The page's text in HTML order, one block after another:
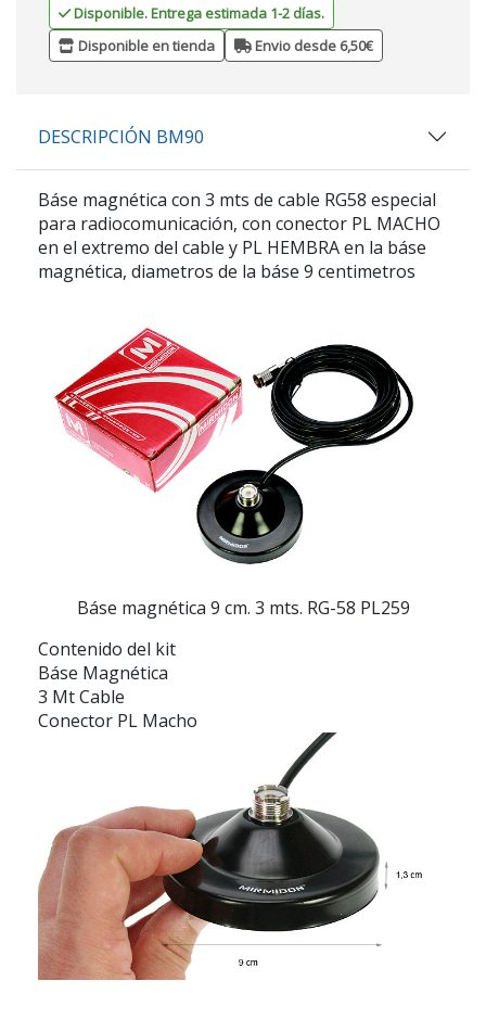
Disponible. Entrega estimada 1-2 días.
Disponible en tienda
Envio desde 6,50€
DESCRIPCIÓN BM90
Báse magnética con 3 mts de cable RG58 especial
para radiocomunicación, con conector PL MACHO
en el extremo del cable y PL HEMBRA en la báse
magnética, diametros de la báse 9 centimetros
Báse magnética 9 cm. 3 mts. RG-58 PL259
Contenido del kit
Báse Magnética
3 Mt Cable
Conector PL Macho